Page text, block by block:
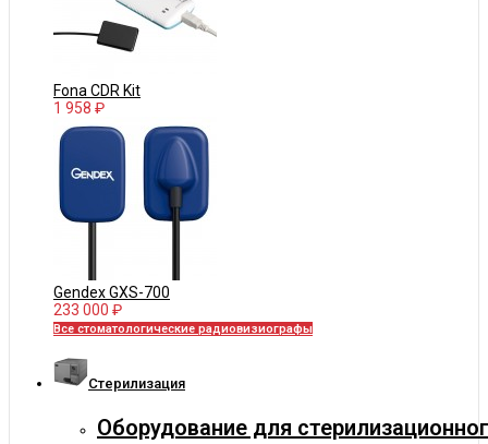
Fona CDR Kit
1 958 ₽
Gendex GXS-700
233 000 ₽
Все стоматологические радиовизиографы
Cтерилизация
Оборудование для